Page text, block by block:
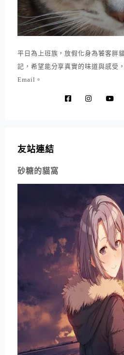
平日為上班族，放假化身為饕客胖
記，希望能分享真實的味道與感受
Email。
友站連結
砂糖的貓窩